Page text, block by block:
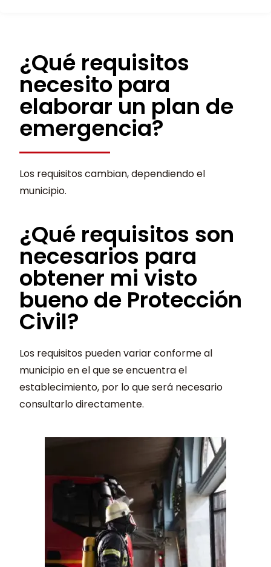
¿Qué requisitos
necesito para
elaborar un plan de
emergencia?
Los requisitos cambian, dependiendo el
municipio.
¿Qué requisitos son
necesarios para
obtener mi visto
bueno de Protección
Civil?
Los requisitos pueden variar conforme al
municipio en el que se encuentra el
establecimiento, por lo que será necesario
consultarlo directamente.